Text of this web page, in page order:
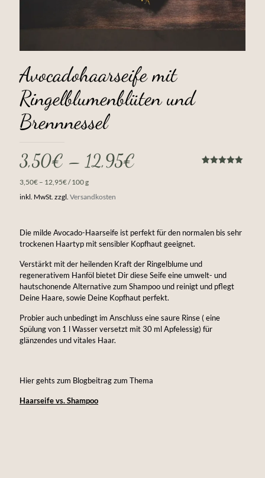
Avocadohaarseife mit
Ringelblumenblüten und
Brennnessel
3,50€ – 12,95€
3,50€ – 12,95€/100g
inkl. MwSt. zzgl. Versandkosten
Die milde Avocado-Haarseife ist perfekt für den normalen bis sehr
trockenen Haartyp mit sensibler Kopfhaut geeignet.
Verstärkt mit der heilenden Kraft der Ringelblume und
regenerativem Hanföl bietet Dir diese Seife eine umwelt- und
hautschonende Alternative zum Shampoo und reinigt und pflegt
Deine Haare, sowie Deine Kopfhaut perfekt.
Probier auch unbedingt im Anschluss eine saure Rinse ( eine
Spülung von 1 l Wasser versetzt mit 30 ml Apfelessig) für
glänzendes und vitales Haar.
Hier gehts zum Blogbeitrag zum Thema
Haarseife vs. Shampoo